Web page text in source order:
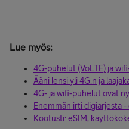
Lue myös:
4G-puhelut (VoLTE) ja
Ääni lensi yli 4G:n ja
4G- ja wifi-puhelut ovat
Enemmän irti digiarjesta
Kootusti: eSIM,